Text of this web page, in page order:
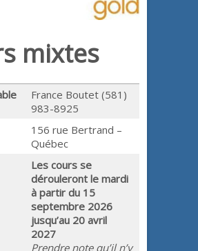
mixtes
France Boutet (581)
983-8925
156 rue Bertrand –
Québec
Les cours se
dérouleront le mardi
à partir du 15
septembre 2026
jusqu’au 20 avril
2027
Prendre note qu’il n’y